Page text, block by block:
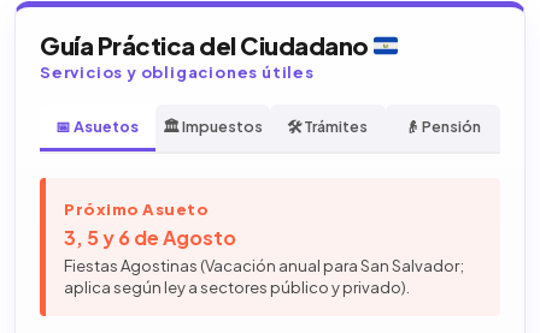
Guía Práctica del Ciudadano
Servicios y obligaciones útiles
📅 Asuetos 🏛️ Impuestos 🛠️ Trámites 👴 Pensión
Próximo Asueto
3, 5 y 6 de Agosto
Fiestas Agostinas (Vacación anual para San Salvador;
aplica según ley a sectores público y privado).